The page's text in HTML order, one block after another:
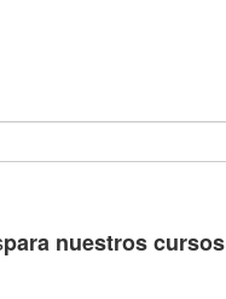
para nuestros cursos